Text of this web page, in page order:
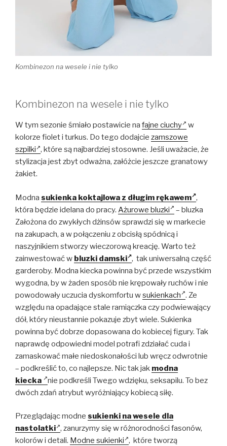
Kombinezon na wesele i nie tylko
Kombinezon na wesele i nie tylko
W tym sezonie śmiało postawicie na fajne ciuchy
w
kolorze fiolet i turkus. Do tego dodajcie zamszowe
szpilki , które są najbardziej stosowne. Jeśli uważacie, że
stylizacja jest zbyt odważna, załóżcie jeszcze granatowy
żakiet.
Modna sukienka koktajlowa z długim rękawem ,
która będzie idelana do pracy. Ażurowe bluzki
– bluzka
Założona do zwykłych dżinsów sprawdzi się w markecie
na zakupach, a w połączeniu z obcisłą spódnicą i
naszyjnikiem stworzy wieczorową kreację. Warto też
zainwestować w bluzki damski , tak uniwersalną część
garderoby. Modna kiecka powinna być przede wszystkim
wygodna, by w żaden sposób nie krępowały ruchów i nie
powodowały uczucia dyskomfortu wsukienkach . Ze
względu na opadające stale ramiączka czy podwiewający
dół, który nieustannie pokazuje zbyt wiele. Sukienka
powinna być dobrze dopasowana do kobiecej figury. Tak
naprawdę odpowiedni model potrafi zdziałać cuda i
zamaskować małe niedoskonałości lub wręcz odwrotnie
– podkreślić to, co najlepsze. Nic tak jak modna
kiecka
nie podkreśli Twego wdzięku, seksapilu. To bez
dwóch zdań atrybut wyróżniający kobiecą siłę.
Przeglądając modne sukienki na wesele dla
nastolatki , zanurzymy się w różnorodności fasonów,
kolorów i detali. Modne sukienki , które tworzą